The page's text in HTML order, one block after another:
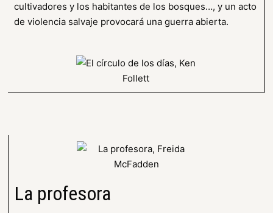
cultivadores y los habitantes de los bosques…, y un acto
de violencia salvaje provocará una guerra abierta.
La profesora